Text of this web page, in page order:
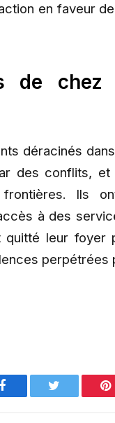
en faveur
de
déracinés
des conflits, et
Ils
à des
quitté leur foyer
perpétrées
Facebook